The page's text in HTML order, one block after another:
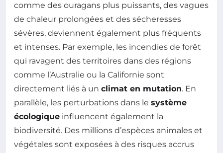
comme des ouragans plus puissants, des vagues
de chaleur prolongées et des sécheresses
sévères, deviennent également plus fréquents
et intenses. Par exemple, les incendies de forêt
qui ravagent des territoires dans des régions
comme l’Australie ou la Californie sont
directement liés à un climat en mutation. En
parallèle, les perturbations dans le système
écologique influencent également la
biodiversité. Des millions d’espèces animales et
végétales sont exposées à des risques accrus